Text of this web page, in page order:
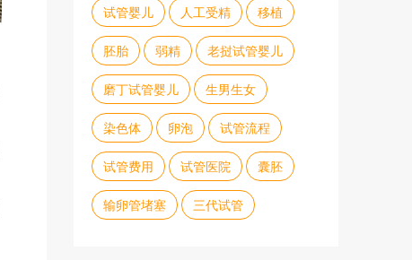
试管婴儿 人工受精 移植
胚胎 弱精 老挝试管婴儿
磨丁试管婴儿 生男生女
染色体 卵泡 试管流程
试管费用 试管医院 囊胚
输卵管堵塞 三代试管